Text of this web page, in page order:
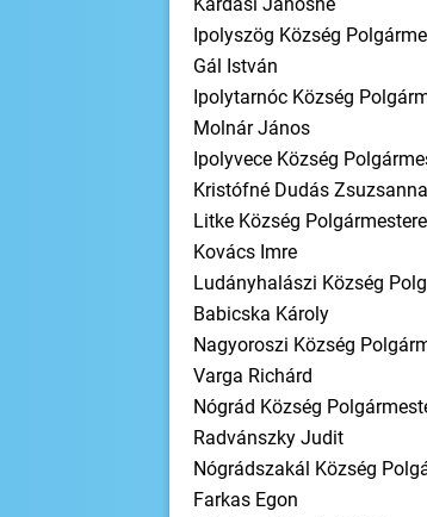
Ipolyszög Község
Gál István
Ipolytarnóc Község
Molnár János
Ipolyvece Község
Kristófné Dudás Zsuzsanna
Litke Község Polgármestere
Kovács Imre
Ludányhalászi Község
Babicska Károly
Nagyoroszi Község
Varga Richárd
Nógrád Község
Radvánszky Judit
Nógrádszakál Község
Farkas Egon